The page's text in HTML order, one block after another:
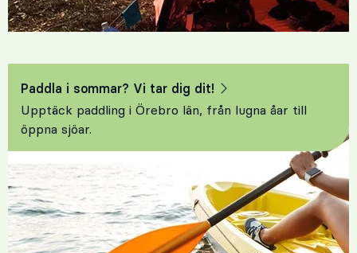
Paddla i sommar? Vi tar dig dit!
Upptäck paddling i Örebro län, från lugna åar till
öppna sjöar.